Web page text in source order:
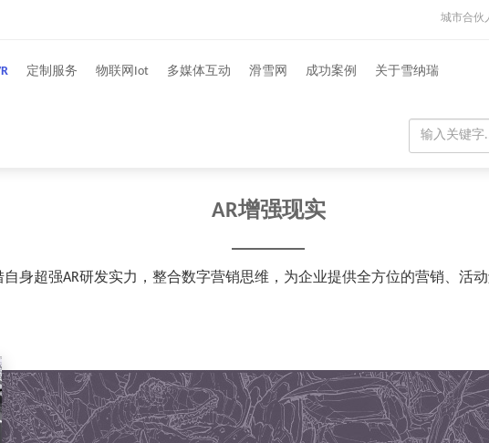
城市合伙
定制服务 物联网Iot 多媒体互动 滑雪网 成功案例 关于雪纳瑞
AR增强现实
自身超强AR研发实力，整合数字营销思维，为企业提供全方位的营销、活动